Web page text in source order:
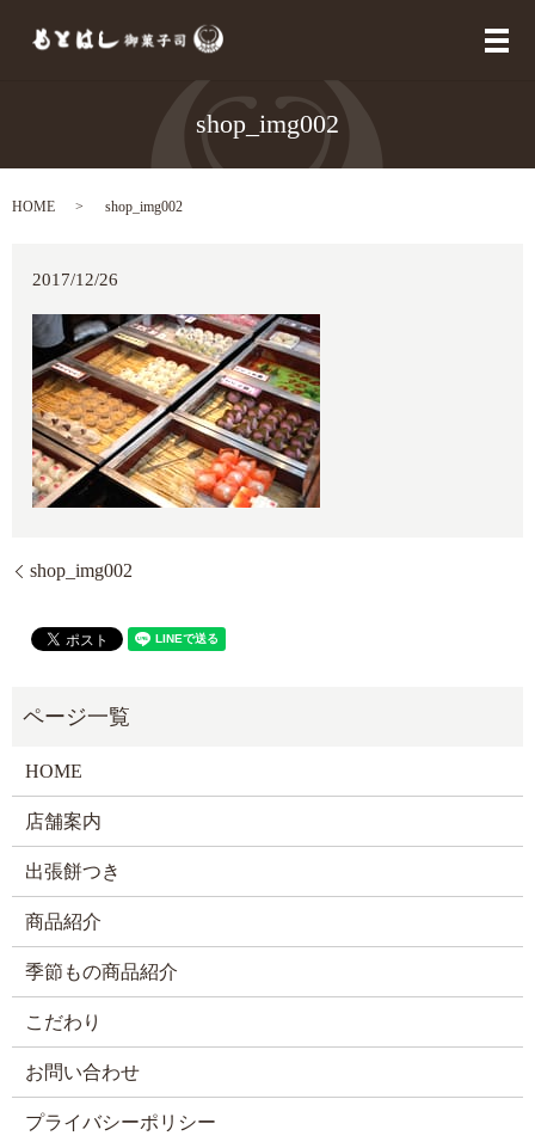
メ
shop_img002
HOME shop_img002
2017/12/26
shop_img002
HOME
店舗案内
出張餅つき
商品紹介
季節もの商品紹介
こだわり
お問い合わせ
プライバシーポリシー